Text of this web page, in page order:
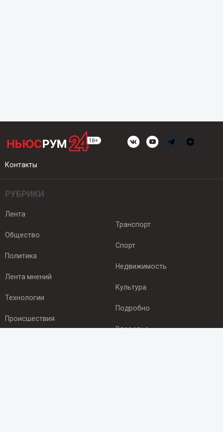
Контакты
РУБРИКИ
Лента
Общество
Политика
Лента мнений
Технологии
Происшествия
Транспорт
Спорт
Недвижимость
Культура
Подробно
Здоровье